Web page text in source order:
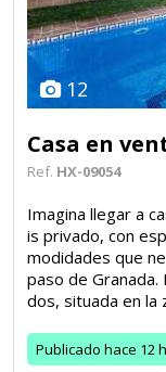
12
Casa en
Ref. HX-09054
Imagina llegar a
is privado, con
modidades que
paso de
dos, situada en la
Publicado hace 12